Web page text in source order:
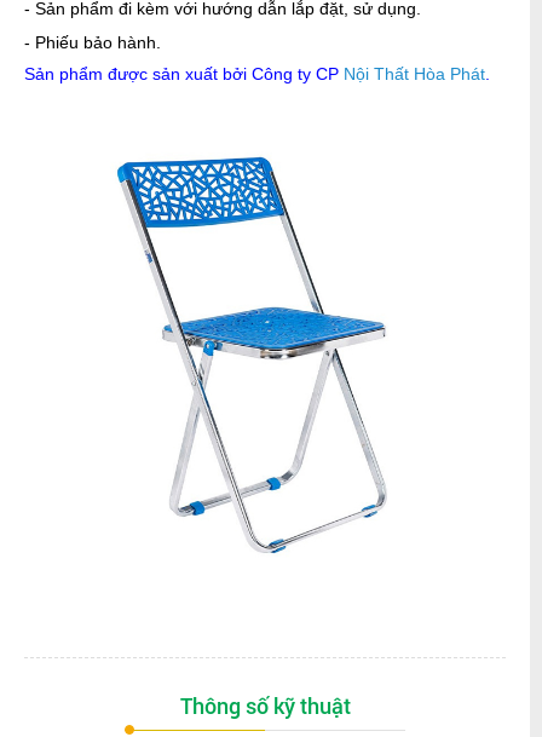
- Sản phẩm đi kèm với hướng dẫn lắp đặt, sử dụng.
- Phiếu bảo hành.
Sản phẩm được sản xuất bởi Công ty CP Nội Thất Hòa Phát.
Thông số kỹ thuật